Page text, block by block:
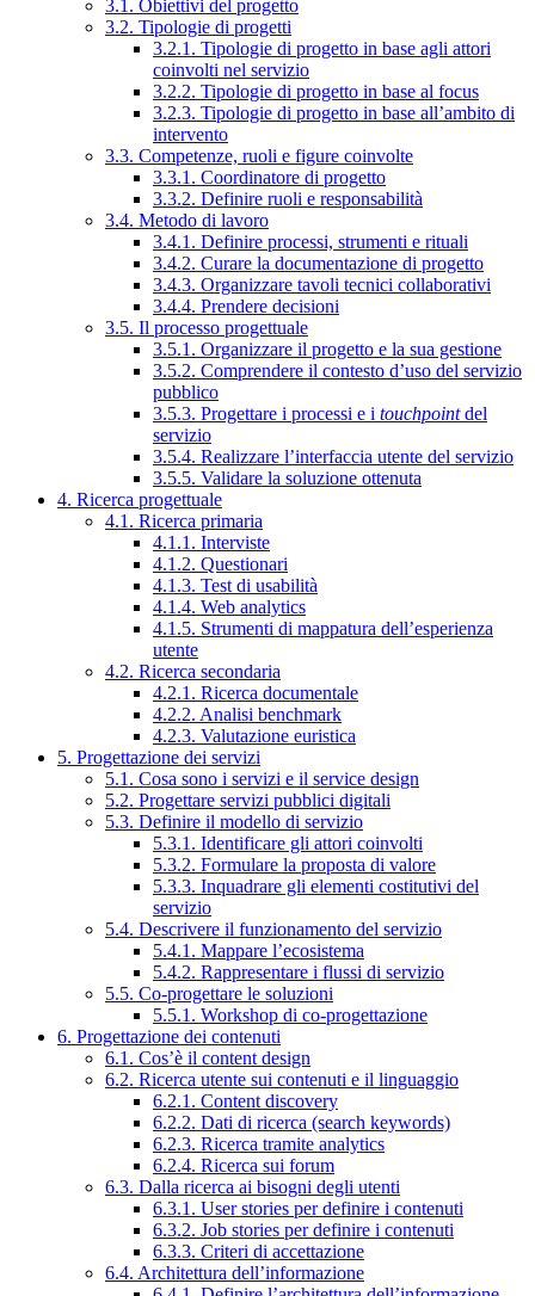
3.1. Obiettivi del progetto
3.2. Tipologie di progetti
3.2.1. Tipologie di progetto in base agli attori
coinvolti nel servizio
3.2.2. Tipologie di progetto in base al focus
3.2.3. Tipologie di progetto in base all’ambito di
intervento
3.3. Competenze, ruoli e figure coinvolte
3.3.1. Coordinatore di progetto
3.3.2. Definire ruoli e responsabilità
3.4. Metodo di lavoro
3.4.1. Definire processi, strumenti e rituali
3.4.2. Curare la documentazione di progetto
3.4.3. Organizzare tavoli tecnici collaborativi
3.4.4. Prendere decisioni
3.5. Il processo progettuale
3.5.1. Organizzare il progetto e la sua gestione
3.5.2. Comprendere il contesto d’uso del servizio
pubblico
3.5.3. Progettare i processi e i touchpointdel
servizio
3.5.4. Realizzare l’interfaccia utente del servizio
3.5.5. Validare la soluzione ottenuta
4. Ricerca progettuale
4.1. Ricerca primaria
4.1.1. Interviste
4.1.2. Questionari
4.1.3. Test di usabilità
4.1.4. Web analytics
4.1.5. Strumenti di mappatura dell’esperienza
utente
4.2. Ricerca secondaria
4.2.1. Ricerca documentale
4.2.2. Analisi benchmark
4.2.3. Valutazione euristica
5. Progettazione dei servizi
5.1. Cosa sono i servizi e il service design
5.2. Progettare servizi pubblici digitali
5.3. Definire il modello di servizio
5.3.1. Identificare gli attori coinvolti
5.3.2. Formulare la proposta di valore
5.3.3. Inquadrare gli elementi costitutivi del
servizio
5.4. Descrivere il funzionamento del servizio
5.4.1. Mappare l’ecosistema
5.4.2. Rappresentare i flussi di servizio
5.5. Co-progettare le soluzioni
5.5.1. Workshop di co-progettazione
6. Progettazione dei contenuti
6.1. Cos’è il content design
6.2. Ricerca utente sui contenuti e il linguaggio
6.2.1. Content discovery
6.2.2. Dati di ricerca (search keywords)
6.2.3. Ricerca tramite analytics
6.2.4. Ricerca sui forum
6.3. Dalla ricerca ai bisogni degli utenti
6.3.1. User stories per definire i contenuti
6.3.2. Job stories per definire i contenuti
6.3.3. Criteri di accettazione
6.4. Architettura dell’informazione